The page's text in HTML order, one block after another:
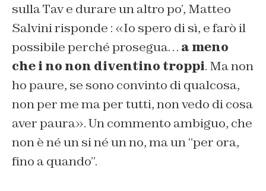
sulla Tav e durare un altro po’, Matteo
Salvini risponde : «Io spero di sì, e farò il
possibile perché prosegua… a meno
che i no non diventino troppi. Ma non
ho paure, se sono convinto di qualcosa,
non per me ma per tutti, non vedo di cosa
aver paura». Un commento ambiguo, che
non è né un si né un no, ma un “per ora,
fino a quando”.